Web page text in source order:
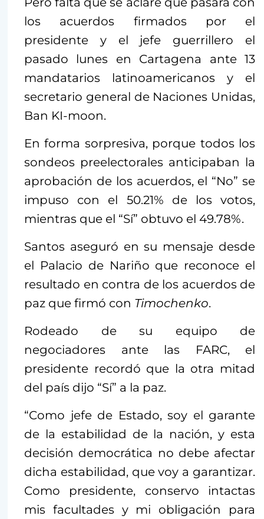
los acuerdos firmados por el
presidente y el jefe guerrillero el
pasado lunes en Cartagena ante 13
mandatarios latinoamericanos y el
secretario general de Naciones Unidas,
Ban KI-moon.
En forma sorpresiva, porque todos los
sondeos preelectorales anticipaban la
aprobación de los acuerdos, el “No” se
impuso con el 50.21% de los votos,
mientras que el “Sí” obtuvo el 49.78%.
Santos aseguró en su mensaje desde
el Palacio de Nariño que reconoce el
resultado en contra de los acuerdos de
paz que firmó con Timochenko.
Rodeado de su equipo de
negociadores ante las FARC, el
presidente recordó que la otra mitad
del país dijo “Sí” a la paz.
“Como jefe de Estado, soy el garante
de la estabilidad de la nación, y esta
decisión democrática no debe afectar
dicha estabilidad, que voy a garantizar.
Como presidente, conservo intactas
mis facultades y mi obligación para